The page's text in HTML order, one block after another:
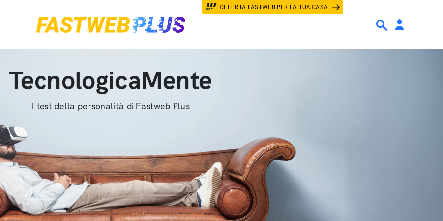
OFFERTA FASTWEB PER LA TUA CASA
TecnologicaMente
I test della personalità di Fastweb Plus